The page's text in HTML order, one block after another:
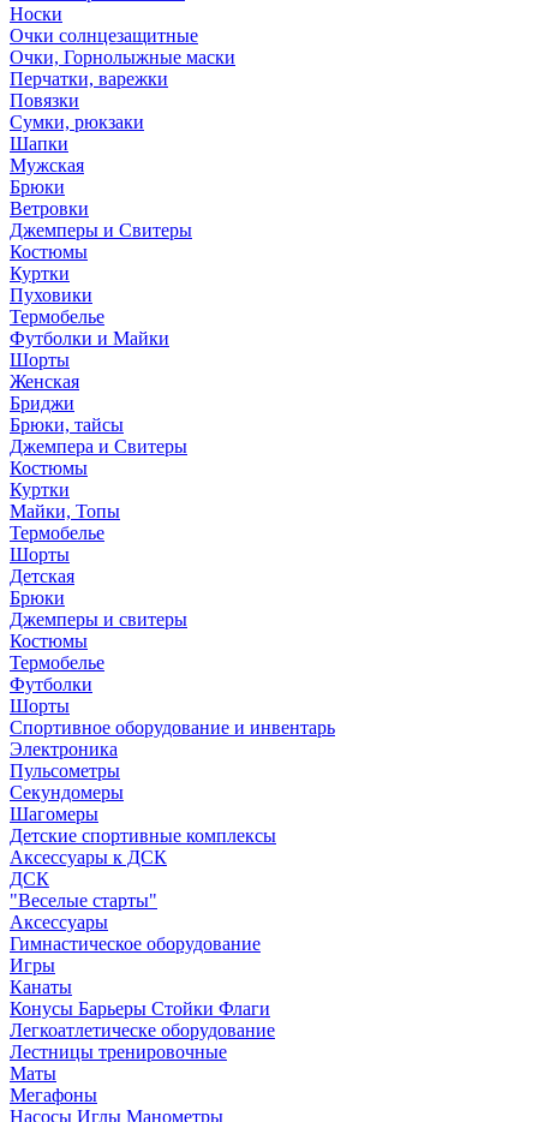
Носки
Очки солнцезащитные
Очки, Горнолыжные маски
Перчатки, варежки
Повязки
Сумки, рюкзаки
Шапки
Мужская
Брюки
Ветровки
Джемперы и Свитеры
Костюмы
Куртки
Пуховики
Термобелье
Футболки и Майки
Шорты
Женская
Бриджи
Брюки, тайсы
Джемпера и Свитеры
Костюмы
Куртки
Майки, Топы
Термобелье
Шорты
Детская
Брюки
Джемперы и свитеры
Костюмы
Термобелье
Футболки
Шорты
Спортивное оборудование и инвентарь
Электроника
Пульсометры
Секундомеры
Шагомеры
Детские спортивные комплексы
Аксессуары к ДСК
ДСК
"Веселые старты"
Аксессуары
Гимнастическое оборудование
Игры
Канаты
Конусы Барьеры Стойки Флаги
Легкоатлетическе оборудование
Лестницы тренировочные
Маты
Мегафоны
Насосы Иглы Манометры